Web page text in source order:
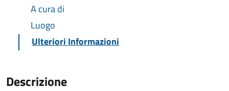
A cura di
Luogo
Ulteriori Informazioni
Descrizione